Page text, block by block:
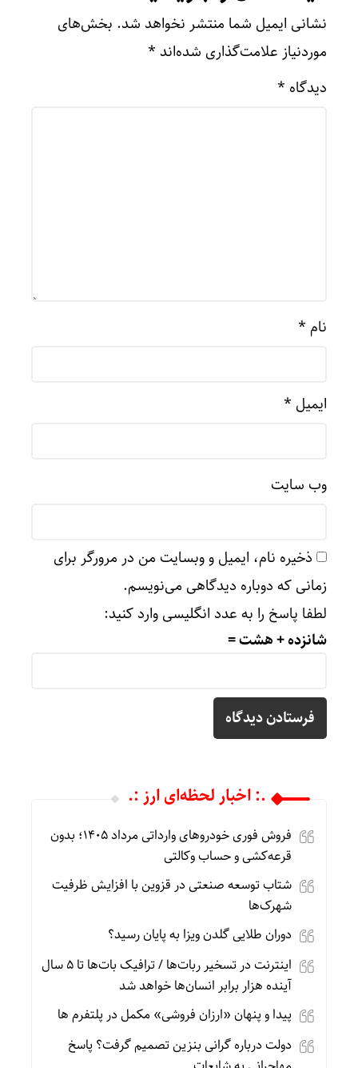
نشانی ایمیل شما منتشر نخواهد شد. بخش‌های
موردنیاز علامت‌گذاری شده‌اند *
دیدگاه *
نام *
ایمیل *
وب‌ سایت
ذخیره نام، ایمیل و وبسایت من در مرورگر برای
زمانی که دوباره دیدگاهی می‌نویسم.
لطفا پاسخ را به عدد انگلیسی وارد کنید:
شانزده + هشت =
.: اخبار لحظه‌ای ارز :.
فروش فوری خودروهای وارداتی مرداد ۱۴۰۵؛ بدون
قرعه‌کشی و حساب وکالتی
شتاب توسعه صنعتی در قزوین با افزایش ظرفیت
شهرک‌ها
دوران طلایی گلدن ویزا به پایان رسید؟
اینترنت در تسخیر ربات‌ها / ترافیک بات‌ها تا ۵ سال
آینده هزار برابر انسان‌ها خواهد شد
پیدا و پنهان «ارزان فروشی» مکمل در پلتفرم ها
دولت درباره گرانی بنزین تصمیم گرفت؟ پاسخ